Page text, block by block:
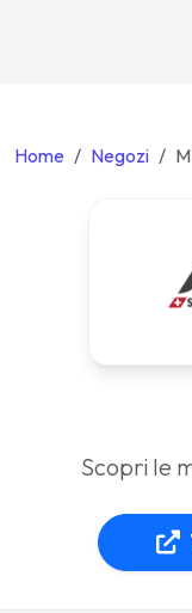
Home Negozi
Scopri le